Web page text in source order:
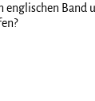
englischen Band